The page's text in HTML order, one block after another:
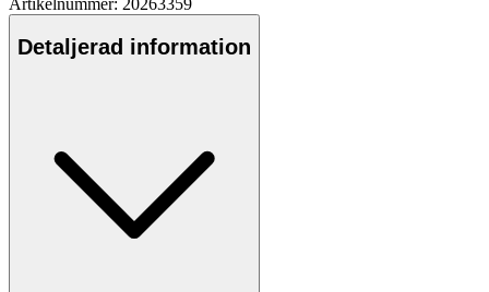
Detaljerad information